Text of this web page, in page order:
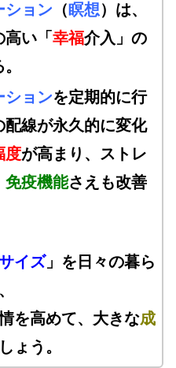
ション （瞑想）は、
い「 幸福介入」の
ションを定期的に行
配線が永久的に変化
度が高まり、 ストレ
免疫機能さえも改善
イズ」を日々の暮ら
を高めて、大きな成
ょう 。